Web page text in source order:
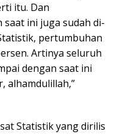
itu. Dan
saat ini juga sudah di-
pertumbuhan
Artinya seluruh
dengan saat ini
alhamdulillah,”
Statistik yang dirilis